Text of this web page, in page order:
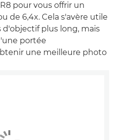
pour vous offrir un
de 6,4x. Cela s'avère utile
d'objectif plus long, mais
portée
une meilleure photo